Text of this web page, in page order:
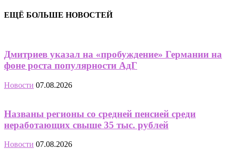
ЕЩЁ БОЛЬШЕ НОВОСТЕЙ
Дмитриев указал на «пробуждение» Германии на
фоне роста популярности АдГ
Новости 07.08.2026
Названы регионы со средней пенсией среди
неработающих свыше 35 тыс. рублей
Новости 07.08.2026